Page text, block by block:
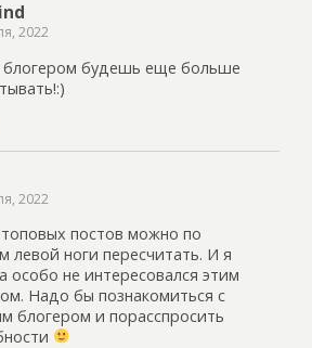
2022
будешь еще больше
2022
постов можно по
левой ноги пересчитать. И я
особо не интересовался этим
Надо бы познакомиться с
блогером и порасспросить